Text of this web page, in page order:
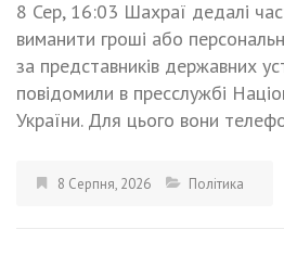
8 Сер, 16:03 Шахраї дедалі
виманити гроші або
за представників державних
повідомили в пресслужбі
України. Для цього вони
8 Серпня, 2026 Політика